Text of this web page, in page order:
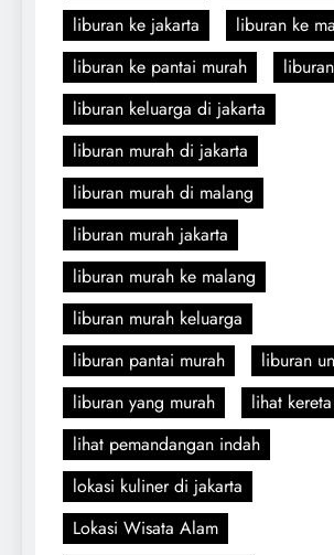
liburan ke jakarta
liburan ke
liburan ke pantai murah
liburan keluarga di jakarta
liburan murah di jakarta
liburan murah di malang
liburan murah jakarta
liburan murah ke malang
liburan murah keluarga
liburan pantai murah
liburan
liburan yang murah
lihat
lihat pemandangan indah
lokasi kuliner di jakarta
Lokasi Wisata Alam